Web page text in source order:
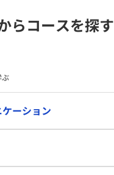
らコースを探す
ぶ
ーション